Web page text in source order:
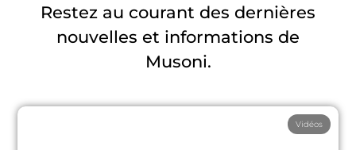
Restez au courant des dernières
nouvelles et informations de
Musoni.
Vidéos